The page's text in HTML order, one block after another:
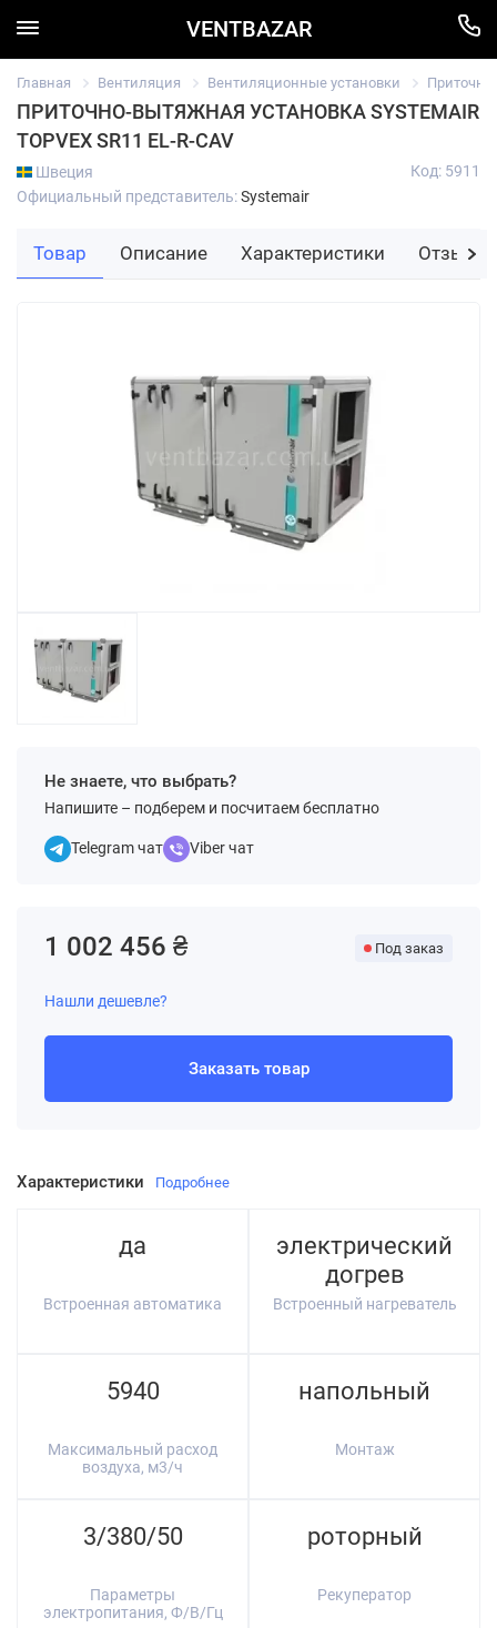
VENTBAZAR
Главная Вентиляция Вентиляционные установки
ПРИТОЧНО-ВЫТЯЖНАЯ УСТАНОВКА SYSTEMAIR
TOPVEX SR11 EL-R-CAV
Швеция
Официальный представитель:Systemair
Код: 5911
Не знаете, что выбрать?
Напишите – подберем и посчитаем бесплатно
Telegram чат Viber чат
Характеристики Подробнее
да
Встроенная автоматика
электрический
догрев
Встроенный нагреватель
5940
Максимальный расход
воздуха, м3/ч
напольный
Монтаж
3/380/50
Параметры
электропитания, Ф/В/Гц
роторный
Рекуператор
1 002 456 ₴ Под заказ
Нашли дешевле?
Заказать товар
Товар Описание Характеристики Отзывы